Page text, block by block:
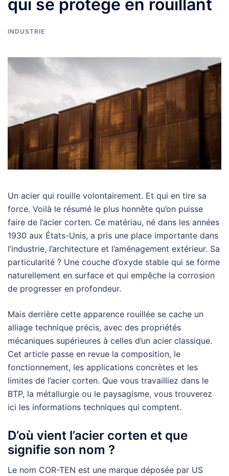
qui se protège en rouillant
INDUSTRIE
Un acier qui rouille volontairement. Et qui en tire sa
force. Voilà le résumé le plus honnête qu’on puisse
faire de l’acier corten. Ce matériau, né dans les années
1930 aux États-Unis, a pris une place importante dans
l’industrie, l’architecture et l’aménagement extérieur. Sa
particularité ? Une couche d’oxyde stable qui se forme
naturellement en surface et qui empêche la corrosion
de progresser en profondeur.
Mais derrière cette apparence rouillée se cache un
alliage technique précis, avec des propriétés
mécaniques supérieures à celles d’un acier classique.
Cet article passe en revue la composition, le
fonctionnement, les applications concrètes et les
limites de l’acier corten. Que vous travailliez dans le
BTP, la métallurgie ou le paysagisme, vous trouverez
ici les informations techniques qui comptent.
D’où vient l’acier corten et que
signifie son nom ?
Le nom COR-TEN est une marque déposée par US